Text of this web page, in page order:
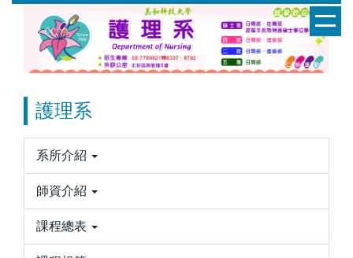
護理系
系所介紹
師資介紹
課程總表